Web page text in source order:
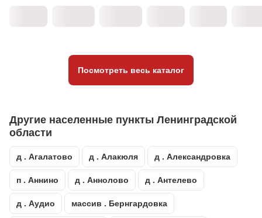
Посмотреть весь каталог
Другие населенные пункты Ленинградской
области
д . Агалатово д . Алакюля д . Александровка
п . Аннино д . Аннолово д . Антелево
д . Аудио массив . Бернгардовка